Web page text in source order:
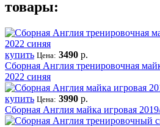
товары:
купить Цена: 3490 р.
Сборная Англия тренировочная
2022 синяя
купить Цена: 3990 р.
Сборная Англия майка игровая